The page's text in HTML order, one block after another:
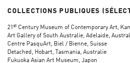
COLLECTIONS PUBLIQUES
21 st Century Museum of Contemporary Art,
Art Gallery of South Australie, Adelaide,
Centre PasquArt, Biel / Bienne, Suisse
Detached, Hobart, Tasmania, Australie
Fukuoka Asian Art Museum, Japon